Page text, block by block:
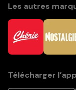
Les autres
Télécharger